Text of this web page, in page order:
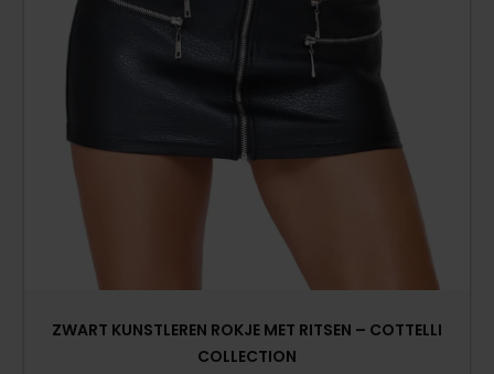
ZWART KUNSTLEREN ROKJE MET RITSEN – COTTELLI
COLLECTION